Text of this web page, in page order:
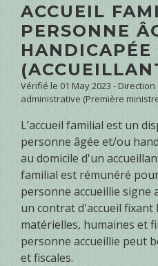
ACCUEIL
PERSONNE
HANDICAPÉE
Vérifié le 01 May 2023 -
administrative (Première
L’accueil familial est un
personne âgée et/ou
au domicile d'un
familial est rémunéré
personne accueillie signe
un contrat d'accueil fixant
matérielles, humaines et
personne accueillie peut
et fiscales.